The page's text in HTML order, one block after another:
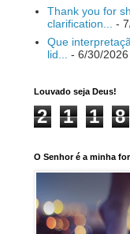
Thank you for
clarification...
-
Que
lid...
- 6/30/2026
Louvado seja Deus!
2 1 1 8
O Senhor é a minha